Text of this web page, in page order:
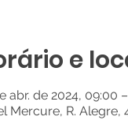
e
abr. de 2024, 09:00
Mercure, R. Alegre,